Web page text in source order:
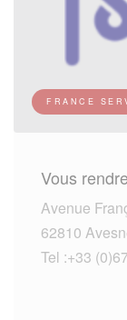
FRANCE
Vous
Avenue
62810
Tel :+33